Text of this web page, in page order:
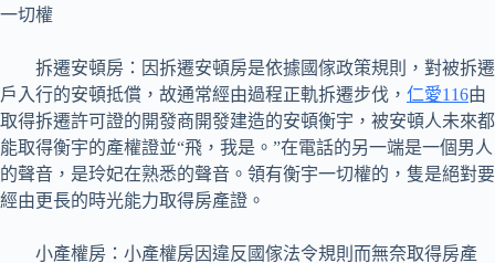
一切權
拆遷安頓房：因拆遷安頓房是依據國傢政策規則，對被拆遷
戶入行的安頓抵償，故通常經由過程正軌拆遷步伐， 仁愛116由
取得拆遷許可證的開發商開發建造的安頓衡宇，被安頓人未來都
能取得衡宇的產權證並“飛，我是。”在電話的另一端是一個男人
的聲音，是玲妃在熟悉的聲音。領有衡宇一切權的，隻是絕對要
經由更長的時光能力取得房產證。
小產權房：小產權房因違反國傢法令規則而無奈取得房產